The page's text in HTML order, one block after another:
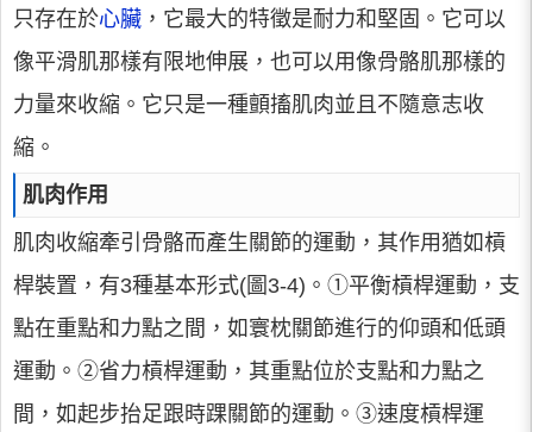
只存在於心臟 ，它最大的特徵是耐力和堅固。它可以
像平滑肌那樣有限地伸展，也可以用像骨骼肌那樣的
力量來收縮。它只是一種顫搐肌肉並且不隨意志收
縮。
肌肉作用
肌肉收縮牽引骨骼而產生關節的運動，其作用猶如槓
桿裝置，有3種基本形式(圖3-4)。①平衡槓桿運動，支
點在重點和力點之間，如寰枕關節進行的仰頭和低頭
運動。②省力槓桿運動，其重點位於支點和力點之
間，如起步抬足跟時踝關節的運動。③速度槓桿運